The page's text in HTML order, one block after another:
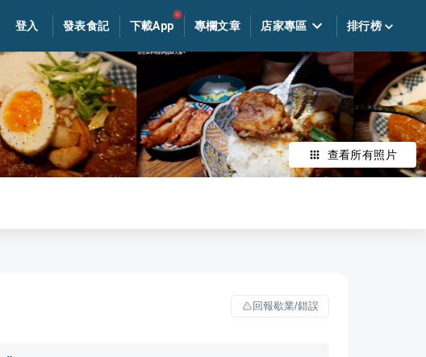
登入 發表食記 下載App 專欄文章 店家專區 排行榜
查看所有照片
回報歇業/錯誤